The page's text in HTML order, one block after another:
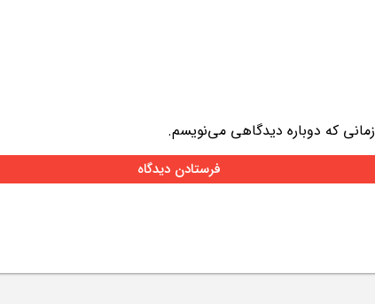
که دوباره دیدگاهی می‌نویسم.